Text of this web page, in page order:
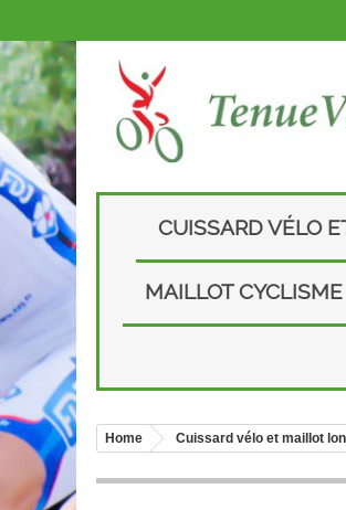
CUISSARD VÉLO
MAILLOT CYCLISME
Home Cuissard vélo et maillot